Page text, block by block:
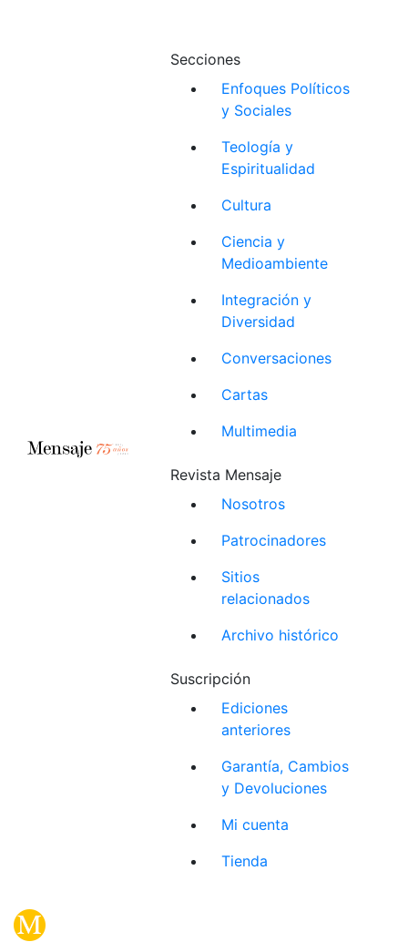
Secciones
Enfoques Políticos
y Sociales
Teología y
Espiritualidad
Cultura
Ciencia y
Medioambiente
Integración y
Diversidad
Conversaciones
Cartas
Multimedia
Revista Mensaje
Nosotros
Patrocinadores
Sitios
relacionados
Archivo histórico
Suscripción
Ediciones
anteriores
Garantía, Cambios
y Devoluciones
Mi cuenta
Tienda